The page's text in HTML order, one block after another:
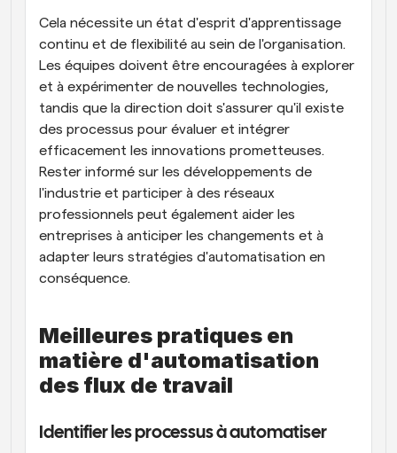
Cela nécessite un état d'esprit d'apprentissage
continu et de flexibilité au sein de l'organisation.
Les équipes doivent être encouragées à explorer
et à expérimenter de nouvelles technologies,
tandis que la direction doit s'assurer qu'il existe
des processus pour évaluer et intégrer
efficacement les innovations prometteuses.
Rester informé sur les développements de
l'industrie et participer à des réseaux
professionnels peut également aider les
entreprises à anticiper les changements et à
adapter leurs stratégies d'automatisation en
conséquence.
Meilleures pratiques en
matière d'automatisation
des flux de travail
Identifier les processus à automatiser